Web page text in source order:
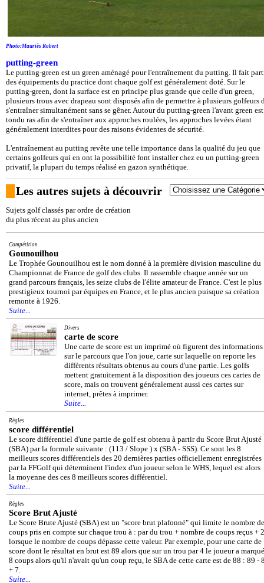
Photo:Mauriès Robert
putting-green
Le putting-green est un green aménagé pour l'entraînement du putting. Il fait
des équipements du practice dont chaque golf est généralement doté. Sur le
putting-green, dont la surface est en principe plus grande que celle d'un green,
plusieurs trous avec drapeau sont disposés afin de permettre à plusieurs golfeurs
s'entraîner simultanément sans se gêner. Autour du putting-green l'avant green est
tondu ras afin de s'entraîner aux approches roulées, les approches levées étant
généralement interdites pour des raisons évidentes de sécurité.
L'entraînement au putting revête une telle importance dans la qualité du jeu que
certains golfeurs qui en ont la possibilité font installer chez eu un putting-green
privatif, la plupart du temps réalisé en gazon synthétique.
Les autres sujets à découvrir
Sujets golf classés par ordre de création
du plus récent au plus ancien
Compétition
Gounouilhou
Le Trophée Gounouilhou est le nom donné à la première division masculine du
Championnat de France de golf des clubs. Il rassemble chaque année sur un
grand parcours français, les seize clubs de l'élite amateur de France. C'est le plus
prestigieux tournoi par équipes en France, et le plus ancien puisque sa création
remonte à 1926.
Suite...
Divers
carte de score
Une carte de score est un imprimé où figurent des informations
sur le parcours que l'on joue, carte sur laquelle on reporte les
différents résultats obtenus au cours d'une partie. Les golfs
mettent gratuitement à la disposition des joueurs ces cartes de
score, mais on trouvent généralement aussi ces cartes sur
internet, prêtes à imprimer.
Suite...
Règles
score différentiel
Le score différentiel d'une partie de golf est obtenu à partir du Score Brut Ajusté
(SBA) par la formule suivante : (113 / Slope ) x (SBA - SSS). Ce sont les 8
meilleurs scores différentiels des 20 dernières parties officiellement enregistrées
par la FFGolf qui déterminent l'index d'un joueur selon le WHS, lequel est alors
la moyenne des ces 8 meilleurs scores différentiel.
Suite...
Règles
Score Brut Ajusté
Le Score Brute Ajusté (SBA) est un "score brut plafonné" qui limite le nombre de
coups pris en compte sur chaque trou à : par du trou + nombre de coups reçus + 2
lorsque le nombre de coups dépasse cette valeur. Par exemple, pour une carte de
score dont le résultat en brut est 89 alors que sur un trou par 4 le joueur a marqué
8 coups alors qu'il n'avait qu'un coup reçu, le SBA de cette carte est de 88 : 89 -
+ 7.
Suite...